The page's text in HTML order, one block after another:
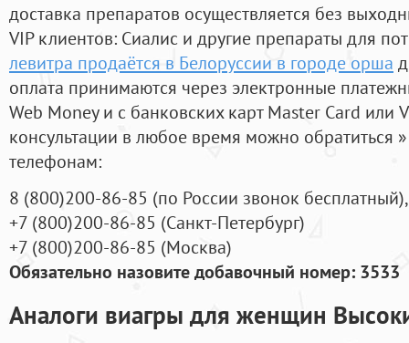
доставка препаратов осуществляется без
VIP клиентов: Сиалис и другие препараты для
левитра продаётся в Белоруссии в городе орша
оплата принимаются через электронные
Web Money и с банковских карт Master Card или
консультации в любое время можно обратиться
телефонам:
8 (800)200-86-85 (по России звонок бесплатный),
+7 (800)200-86-85 (Санкт-Петербург)
+7 (800)200-86-85 (Москва)
Обязательно назовите добавочный номер: 3533
Аналоги виагры для женщин